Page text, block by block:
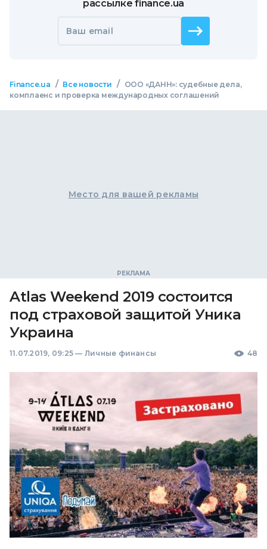
рассылке finance.ua
Ваш email
Finance.ua / Все новости /
ООО «ДАНН»: судебные дела,
комплаенс и проверка международных соглашений
Место для вашей рекламы
Atlas Weekend 2019 состоится
под страховой защитой Уника
Украина
11.07.2019, 09:25 — Личные финансы 48